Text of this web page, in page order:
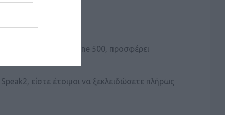
εταιρειών του Fortune 500, προσφέρει
είστε έτοιμοι να ξεκλειδώσετε πλήρως